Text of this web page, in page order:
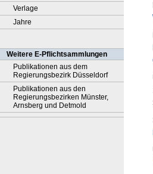
Verlage
Jahre
Weitere E-Pflichtsammlungen
Publikationen aus dem
Regierungsbezirk Düsseldorf
Publikationen aus den
Regierungsbezirken Münster,
Arnsberg und Detmold